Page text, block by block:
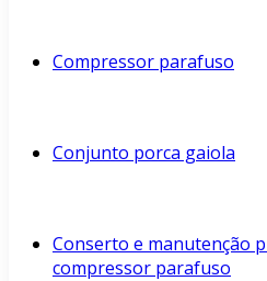
Compressor parafuso
Conjunto porca gaiola
Conserto e manutenção
compressor parafuso